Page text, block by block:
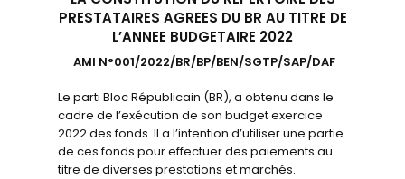
PRESTATAIRES AGREES DU BR AU TITRE DE
L’ANNEE BUDGETAIRE 2022
AMI N°001/2022/BR/BP/BEN/SGTP/SAP/DAF
Le parti Bloc Républicain (BR), a obtenu dans le
cadre de l’exécution de son budget exercice
2022 des fonds. Il a l’intention d’utiliser une partie
de ces fonds pour effectuer des paiements au
titre de diverses prestations et marchés.